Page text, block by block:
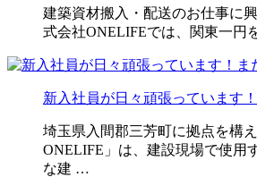
建築資材搬入・配送のお仕事に
式会社ONELIFEでは、関東一円
新入社員が日々頑張っています
埼玉県入間郡三芳町に拠点を構
ONELIFE」は、建設現場で使用
な建 …